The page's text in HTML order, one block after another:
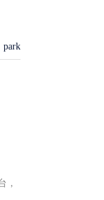
park
，